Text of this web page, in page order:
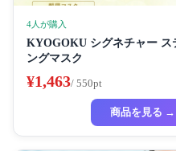
4人が購入
KYOGOKU シグネチャー ス
ングマスク
¥1,463/ 550pt
商品を見る →